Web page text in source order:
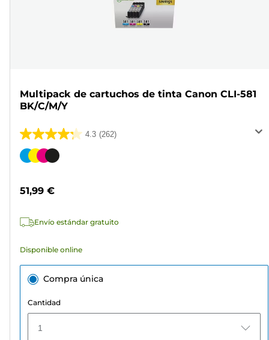
Multipack de cartuchos de tinta Canon CLI-581
BK/C/M/Y
4.3 (262)
4.3
de
262
Cartucho
51,99 €
Envío estándar gratuito
Disponible online
Compra única
Cantidad
1